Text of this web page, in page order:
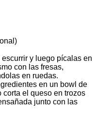
y luego pícalas en
con las fresas,
en ruedas.
en un bowl de
corta el queso en trozos
junto con las